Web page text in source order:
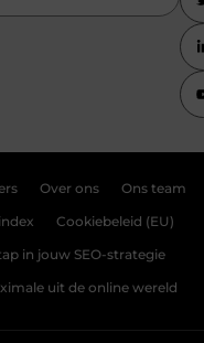
Over ons Ons team
Cookiebeleid (EU)
in jouw SEO-strategie
uit de online wereld